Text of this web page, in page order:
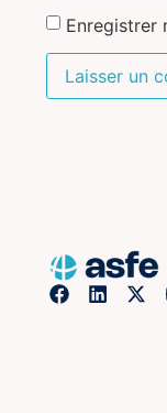
Enregistrer